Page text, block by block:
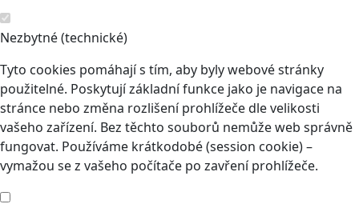
Nezbytné (technické)
Tyto cookies pomáhají s tím, aby byly webové stránky
použitelné. Poskytují základní funkce jako je navigace na
stránce nebo změna rozlišení prohlížeče dle velikosti
vašeho zařízení. Bez těchto souborů nemůže web správně
fungovat. Používáme krátkodobé (session cookie) –
vymažou se z vašeho počítače po zavření prohlížeče.